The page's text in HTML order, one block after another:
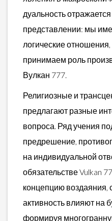
дуальность
представлении: мы
логические
принимаем роль
Вулкан 777.
Религиозные и
предлагают разные
вопроса. Ряд учения
предрешение,
на индивидуальной
обязательстве Vulkan
концепцию воздаяния,
активность влияют на
формируя